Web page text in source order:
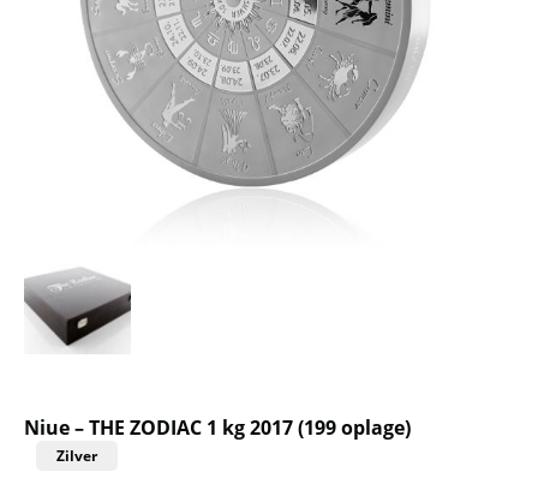
Niue – THE ZODIAC 1 kg 2017 (199 oplage)
Zilver